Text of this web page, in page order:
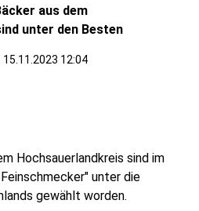
aus dem
unter den Besten
12:04
Hochsauerlandkreis sind im
unter die
gewählt worden.